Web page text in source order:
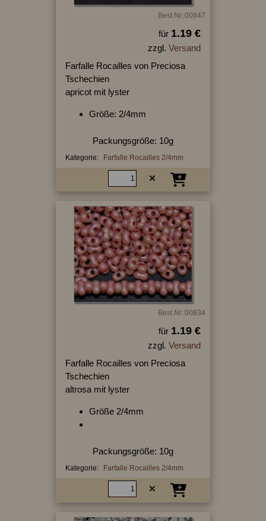
Best.Nr.:00847
für 1.19 €
zzgl. Versand
Farfalle Rocailles von Preciosa
Tschechien
apricot mit lyster
Größe: 2/4mm
Packungsgröße: 10g
Kategorie: Farfalle Rocailles 2/4mm
Best.Nr.:00834
für 1.19 €
zzgl. Versand
Farfalle Rocailles von Preciosa
Tschechien
altrosa mit lyster
Größe 2/4mm
Packungsgröße: 10g
Kategorie: Farfalle Rocailles 2/4mm